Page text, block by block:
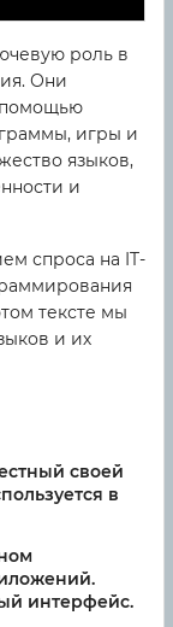
роль в
Они
помощью
игры и
языков,
и
спроса на IT-
тексте мы
и их
своей
в
интерфейс.